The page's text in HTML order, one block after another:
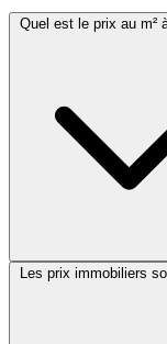
Quel est le prix au m²
Les prix immobiliers